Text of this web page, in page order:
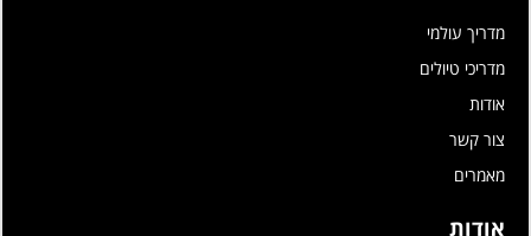
מדריך עולמי
מדריכי טיולים
אודות
צור קשר
מאמרים
אודות